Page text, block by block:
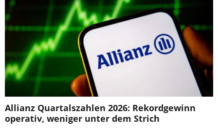
Allianz Quartalszahlen 2026: Rekordgewinn
operativ, weniger unter dem Strich